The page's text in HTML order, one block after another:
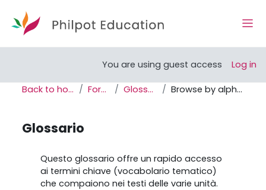
You are using guest access Log in
Back to home Forum Glossario Browse by alphabet
Glossario
Questo glossario offre un rapido accesso
ai termini chiave (vocabolario tematico)
che compaiono nei testi delle varie unità.